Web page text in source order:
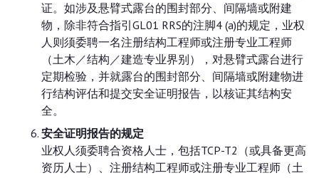
证。如涉及悬臂式露台的围封部分、间隔墙或附建
物，除非符合指引GL01 RRS的注脚4 (a)的规定，业权
人则须委聘一名注册结构工程师或注册专业工程师
（土木／结构／建造专业界别），对悬臂式露台进行
定期检验，并就露台的围封部分、间隔墙或附建物进
行结构评估和提交安全证明报告，以核证其结构安
全。
安全证明报告的规定
业权人须委聘合资格人士，包括TCP-T2（或具备更高
资历人士）、注册结构工程师或注册专业工程师（土